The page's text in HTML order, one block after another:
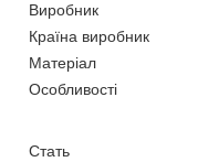
Виробник
Країна виробник
Матеріал
Особливості
Стать